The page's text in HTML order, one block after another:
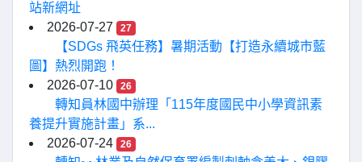
站新網址
2026-07-27
27
【SDGs 飛英任務】暑期活動【打造永續城市藍
圖】熱烈開跑！
2026-07-10
26
轉知員林國中辦理「115年度國民中小學資訊素
養提升實施計畫」系...
2026-07-24
26